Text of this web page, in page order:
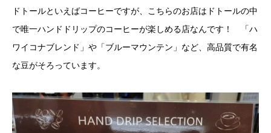
ドトールといえばコーヒーですが、こちらのお店はドトールの中
で唯一ハンドドリップのコーヒーが楽しめる店なんです！ 「ハ
ワイコナブレンド」や「ブルーマウンテン」など、高品質で有名
な豆がそろっています。